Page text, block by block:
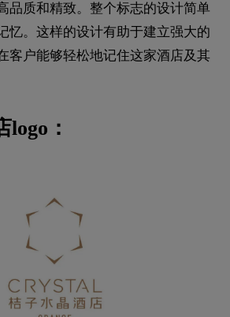
品质和精致。整个标志的设计简单
忆。这样的设计有助于建立强大的
客户能够轻松地记住这家酒店及其
：